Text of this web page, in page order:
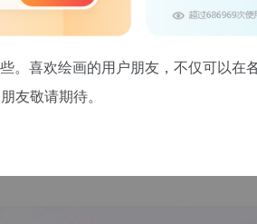
。喜欢绘画的用户朋友，不仅可以
友敬请期待。